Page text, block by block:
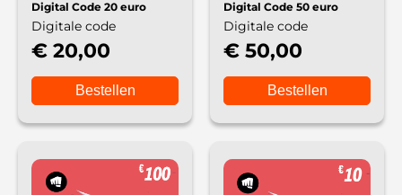
Digital Code 20 euro
Digitale code
€ 20,00
Bestellen
Digital Code 50 euro
Digitale code
€ 50,00
Bestellen